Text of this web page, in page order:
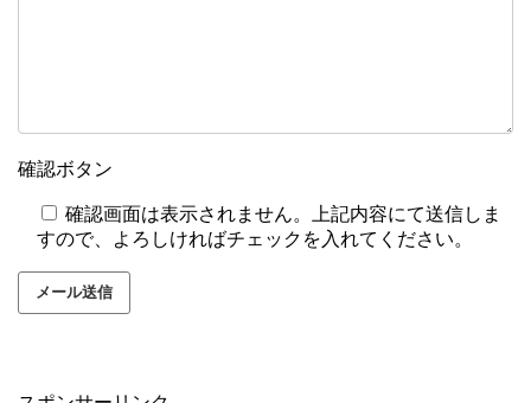
確認ボタン
確認画面は表示されません。上記内容にて送信しま
すので、よろしければチェックを入れてください。